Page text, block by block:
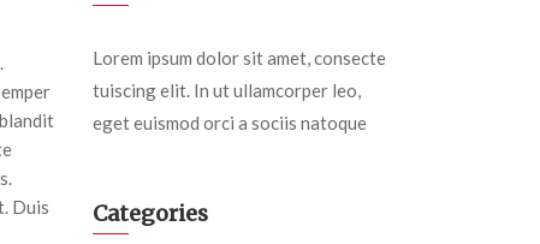
Duis
Lorem ipsum dolor sit amet, consecte
tuiscing elit. In ut ullamcorper leo,
eget euismod orci a sociis natoque
Categories